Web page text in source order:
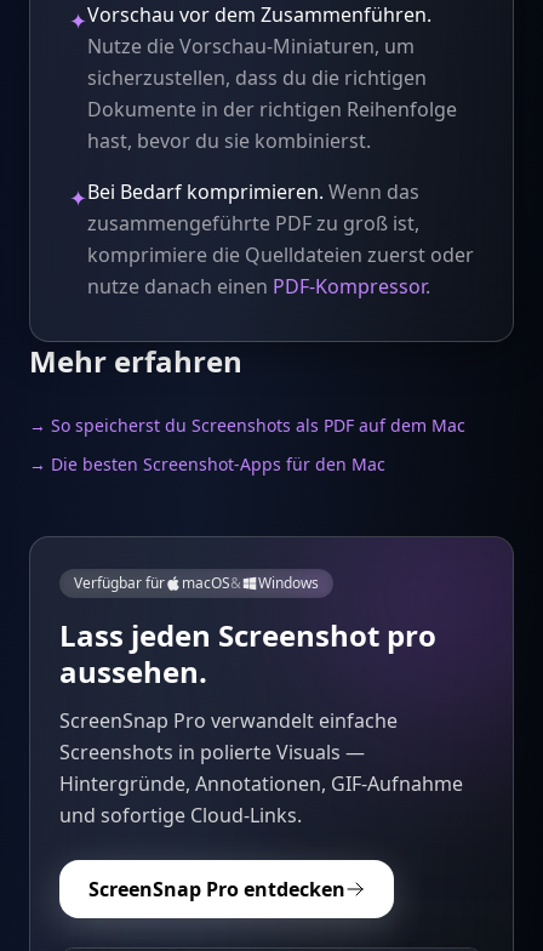
✦Vorschau vor dem Zusammenführen.
Nutze die Vorschau-Miniaturen, um
sicherzustellen, dass du die richtigen
Dokumente in der richtigen Reihenfolge
hast, bevor du sie kombinierst.
✦Bei Bedarf komprimieren. Wenn das
zusammengeführte PDF zu groß ist,
komprimiere die Quelldateien zuerst oder
nutze danach einen PDF-Kompressor.
Mehr erfahren
→ So speicherst du Screenshots als PDF auf dem Mac
→ Die besten Screenshot-Apps für den Mac
Verfügbar für macOS& Windows
Lass jeden Screenshot pro
aussehen.
ScreenSnap Pro verwandelt einfache
Screenshots in polierte Visuals —
Hintergründe, Annotationen, GIF-Aufnahme
und sofortige Cloud-Links.
ScreenSnap Pro entdecken